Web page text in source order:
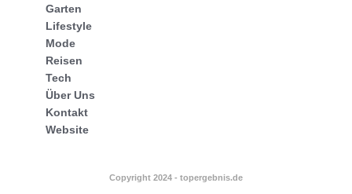
Garten
Lifestyle
Mode
Reisen
Tech
Über Uns
Kontakt
Website
Copyright 2024 - topergebnis.de